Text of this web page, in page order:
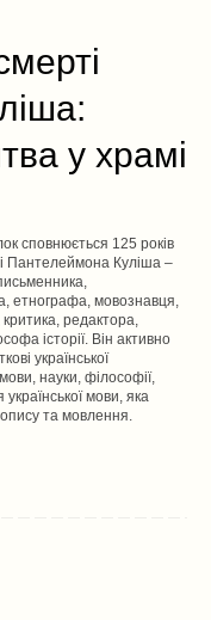
у храмі
сповнюється 125 років
Пантелеймона Куліша –
етнографа, мовознавця,
редактора,
історії. Він активно
української
науки, філософії,
мови, яка
та мовлення.